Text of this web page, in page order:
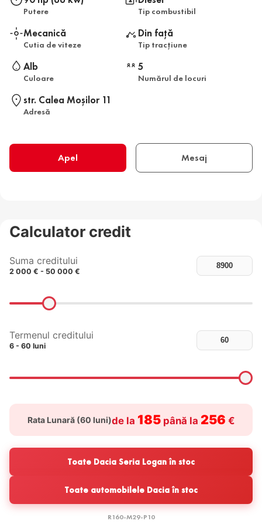
Putere Tip combustibil
Mecanică
Cutia de viteze
Din față
Tip tracțiune
Alb
Culoare
5
Numărul de locuri
str. Calea Moşilor 11
Adresă
Apel Mesaj
Calculator credit
Suma creditului
2 000 € - 50 000 €
Termenul creditului
6 - 60 luni
Rata Lunară (60 luni)de la 185până la 256 €
Toate Dacia Seria Logan în stoc
Toate automobilele Dacia în stoc
R160-M29-P10